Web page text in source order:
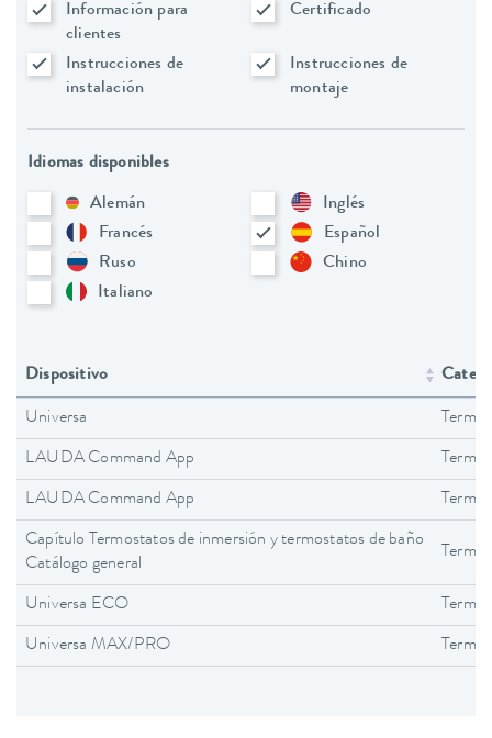
Información para
clientes
Certificado
Instrucciones de
instalación
Instrucciones de
montaje
Idiomas disponibles
Alemán
Inglés
Francés
Español
Ruso
Chino
Italiano
Dispositivo
Universa
LAUDA Command App
LAUDA Command App
Capítulo Termostatos de inmersión y termostatos de baño
Catálogo general
Universa ECO
Universa MAX/PRO